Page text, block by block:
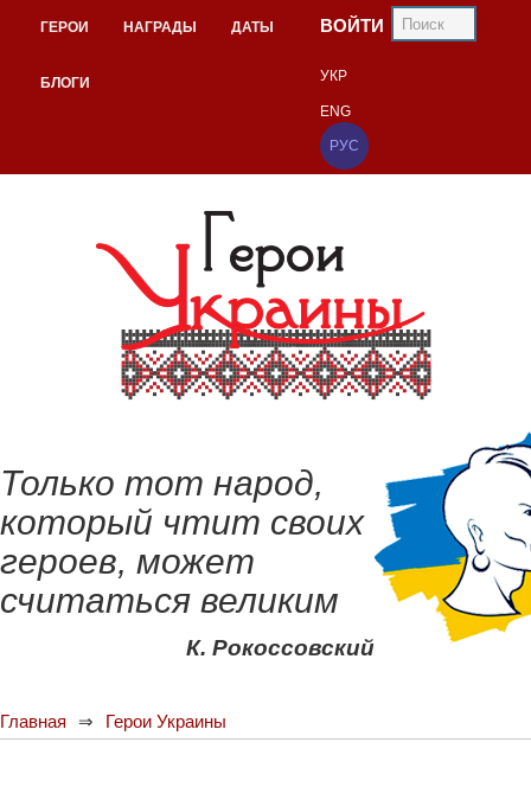
ГЕРОИ НАГРАДЫ ДАТЫ
БЛОГИ
ВОЙТИ
УКР
ENG
РУС
Только тот народ,
который чтит своих
героев, может
считаться великим
К. Рокоссовский
Главная Герои Украины